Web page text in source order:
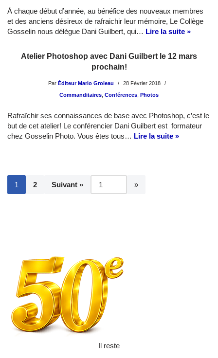
À chaque début d’année, au bénéfice des nouveaux membres
et des anciens désireux de rafraichir leur mémoire, Le Collège
Gosselin nous délègue Dani Guilbert, qui… Lire la suite »
Atelier Photoshop avec Dani Guilbert le 12 mars
prochain!
Par Éditeur Mario Groleau
28 Février 2018
Commanditaires Conférences Photos
Rafraîchir ses connaissances de base avec Photoshop, c’est le
but de cet atelier! Le conférencier Dani Guilbert est formateur
chez Gosselin Photo. Vous êtes tous… Lire la suite »
1 2 Suivant »
Il reste